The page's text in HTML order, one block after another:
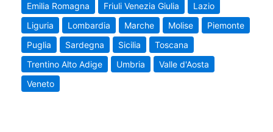
Emilia Romagna
Friuli Venezia Giulia
Lazio
Liguria
Lombardia Marche Molise
Piemonte
Puglia
Sardegna Sicilia
Toscana
Trentino Alto Adige
Umbria
Valle d'Aosta
Veneto